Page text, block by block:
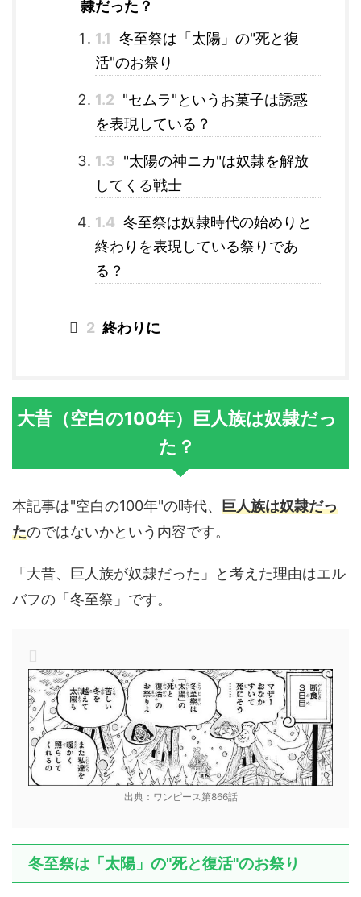
隷だった？
1.1 冬至祭は「太陽」の"死と復
活"のお祭り
1.2 "セムラ"というお菓子は誘惑
を表現している？
1.3 "太陽の神ニカ"は奴隷を解放
してくる戦士
1.4 冬至祭は奴隷時代の始めりと
終わりを表現している祭りであ
る？
2 終わりに
大昔（空白の100年）巨人族は奴隷だっ
た？
本記事は"空白の100年"の時代、 巨人族は奴隷だっ
たのではないかという内容です。
「大昔、巨人族が奴隷だった」と考えた理由はエル
バフの「冬至祭」です。
出典：ワンピース第866話
冬至祭は「太陽」の"死と復活"のお祭り